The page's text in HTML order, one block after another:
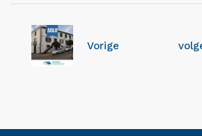
Vorige